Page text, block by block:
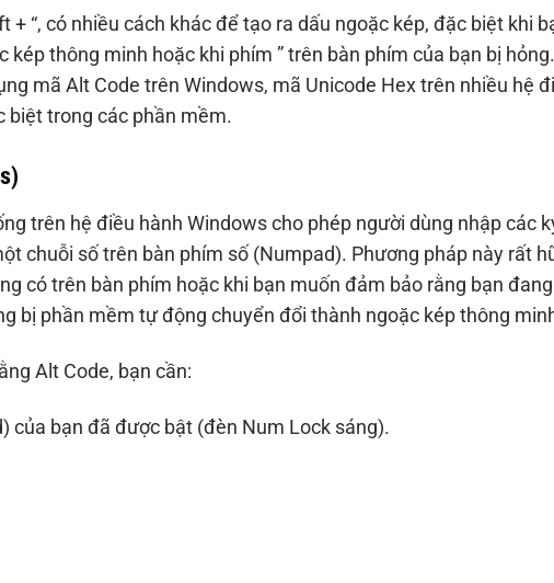
+ “, có nhiều cách khác để tạo ra dấu ngoặc kép, đặc biệt khi
kép thông minh hoặc khi phím ” trên bàn phím của bạn bị hỏng.
mã Alt Code trên Windows, mã Unicode Hex trên nhiều hệ
biệt trong các phần mềm.
trên hệ điều hành Windows cho phép người dùng nhập các
chuỗi số trên bàn phím số (Numpad). Phương pháp này rất
có trên bàn phím hoặc khi bạn muốn đảm bảo rằng bạn đang
bị phần mềm tự động chuyển đổi thành ngoặc kép thông
Alt Code, bạn cần:
của bạn đã được bật (đèn Num Lock sáng).